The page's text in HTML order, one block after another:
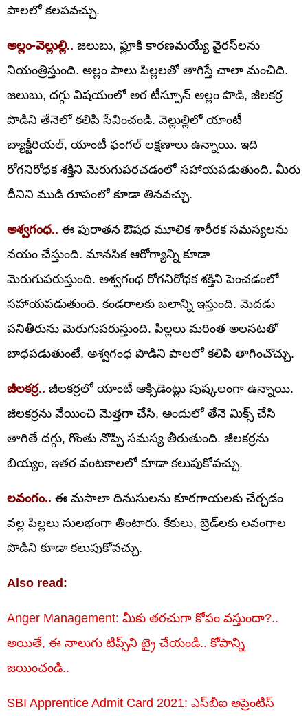
పాలలో కలపవచ్చు.
అల్లం-వెల్లుల్లి.. జలుబు, ఫ్లూకి కారణమయ్యే వైరస్‌లను
నియంత్రిస్తుంది. అల్లం పాలు పిల్లలతో తాగిస్తే చాలా మంచిది.
జలుబు, దగ్గు విషయంలో అర టీస్పూన్ అల్లం పొడి, జీలకర్ర
పొడిని తేనెలో కలిపి సేవించండి. వెల్లుల్లిలో యాంటీ
బ్యాక్టీరియల్, యాంటీ ఫంగల్ లక్షణాలు ఉన్నాయి. ఇది
రోగనిరోధక శక్తిని మెరుగుపరచడంలో సహాయపడుతుంది. మీరు
దీనిని ముడి రూపంలో కూడా తినవచ్చు.
అశ్వగంధ.. ఈ పురాతన ఔషధ మూలిక శారీరక సమస్యలను
నయం చేస్తుంది. మానసిక ఆరోగ్యాన్ని కూడా
మెరుగుపరుస్తుంది. అశ్వగంధ రోగనిరోధక శక్తిని పెంచడంలో
సహాయపడుతుంది. కండరాలకు బలాన్ని ఇస్తుంది. మెదడు
పనితీరును మెరుగుపరుస్తుంది. పిల్లలు మరింత అలసటతో
బాధపడుతుంటే, అశ్వగంధ పొడిని పాలలో కలిపి తాగించొచ్చు.
జీలకర్ర.. జీలకర్రలో యాంటీ ఆక్సిడెంట్లు పుష్కలంగా ఉన్నాయి.
జీలకర్రను వేయించి మెత్తగా చేసి, అందులో తేనె మిక్స్ చేసి
తాగితే దగ్గు, గొంతు నొప్పి సమస్య తీరుతుంది. జీలకర్రను
బియ్యం, ఇతర వంటకాలలో కూడా కలుపుకోవచ్చు.
లవంగం.. ఈ మసాలా దినుసులను కూరగాయలకు చేర్చడం
వల్ల పిల్లలు సులభంగా తింటారు. కేకులు, బ్రెడ్‌లకు లవంగాల
పొడిని కూడా కలుపుకోవచ్చు.
Also read:
Anger Management: మీకు తరచుగా కోపం వస్తుందా?..
అయితే, ఈ నాలుగు టిప్స్‌ని ట్రై చేయండి.. కోపాన్ని
జయించండి..
SBI Apprentice Admit Card 2021: ఎస్‌బీఐ అప్రెంటిస్